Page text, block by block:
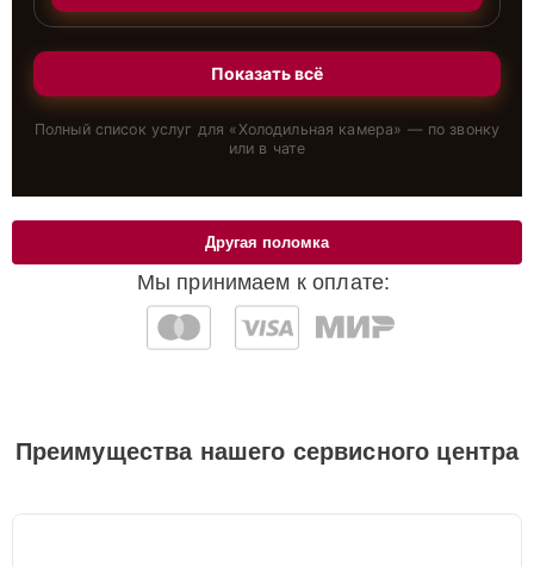
Показать всё
Полный список услуг для «Холодильная камера» — по звонку
или в чате
Мы принимаем к оплате:
Другая поломка
Преимущества нашего сервисного центра